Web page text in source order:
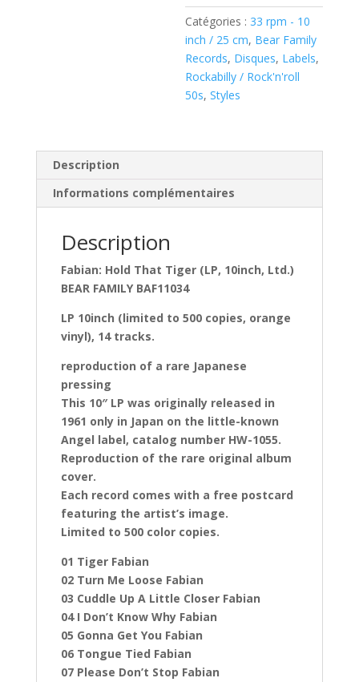
LP,
10inch
-
25
CM
)
Catégories : 33 rpm - 10
inch / 25 cm, Bear Family
Records, Disques, Labels,
Rockabilly / Rock'n'roll
50s,Styles
Description
Informations complémentaires
Description
Fabian: Hold That Tiger (LP, 10inch, Ltd.)
BEAR FAMILY BAF11034
LP 10inch (limited to 500 copies, orange
vinyl), 14 tracks.
reproduction of a rare Japanese
pressing
This 10″ LP was originally released in
1961 only in Japan on the little-known
Angel label, catalog number HW-1055.
Reproduction of the rare original album
cover.
Each record comes with a free postcard
featuring the artist’s image.
Limited to 500 color copies.
01 Tiger Fabian
02 Turn Me Loose Fabian
03 Cuddle Up A Little Closer Fabian
04 I Don’t Know Why Fabian
05 Gonna Get You Fabian
06 Tongue Tied Fabian
07 Please Don’t Stop Fabian